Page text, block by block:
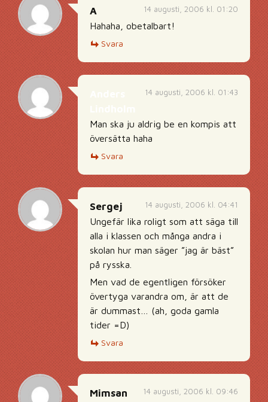
14 augusti, 2006 kl. 01:20
A
Hahaha, obetalbart!
Svara
14 augusti, 2006 kl. 01:43
Man ska ju aldrig be en kompis att
översätta haha
Svara
14 augusti, 2006 kl. 04:41
Sergej
Ungefär lika roligt som att säga till
alla i klassen och många andra i
skolan hur man säger ”jag är bäst”
på rysska.
Men vad de egentligen försöker
övertyga varandra om, är att de
är dummast… (ah, goda gamla
tider =D)
Svara
14 augusti, 2006 kl. 09:46
Mimsan